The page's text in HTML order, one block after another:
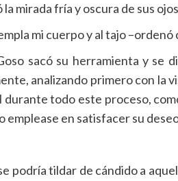
la mirada fría y oscura de sus
mi cuerpo y al tajo
sacó su herramienta y se
analizando primero con la
durante todo este proceso,
emplease en satisfacer su
podría tildar de cándido a